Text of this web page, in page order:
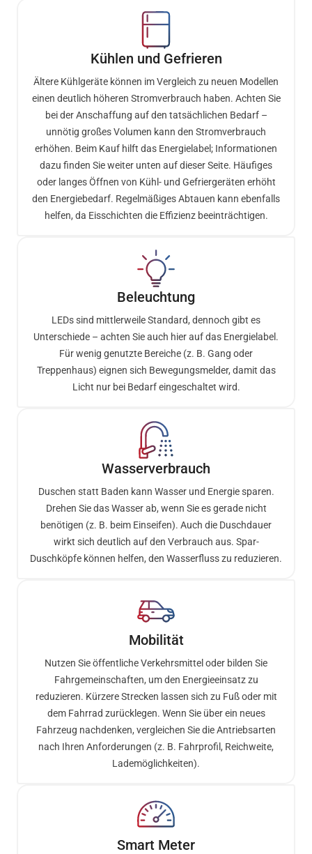
Kühlen und Gefrieren
Ältere Kühlgeräte können im Vergleich zu neuen Modellen
einen deutlich höheren Stromverbrauch haben. Achten Sie
bei der Anschaffung auf den tatsächlichen Bedarf –
unnötig großes Volumen kann den Stromverbrauch
erhöhen. Beim Kauf hilft das Energielabel; Informationen
dazu finden Sie weiter unten auf dieser Seite. Häufiges
oder langes Öffnen von Kühl- und Gefriergeräten erhöht
den Energiebedarf. Regelmäßiges Abtauen kann ebenfalls
helfen, da Eisschichten die Effizienz beeinträchtigen.
Beleuchtung
LEDs sind mittlerweile Standard, dennoch gibt es
Unterschiede – achten Sie auch hier auf das Energielabel.
Für wenig genutzte Bereiche (z. B. Gang oder
Treppenhaus) eignen sich Bewegungsmelder, damit das
Licht nur bei Bedarf eingeschaltet wird.
Wasserverbrauch
Duschen statt Baden kann Wasser und Energie sparen.
Drehen Sie das Wasser ab, wenn Sie es gerade nicht
benötigen (z. B. beim Einseifen). Auch die Duschdauer
wirkt sich deutlich auf den Verbrauch aus. Spar-
Duschköpfe können helfen, den Wasserfluss zu reduzieren.
Mobilität
Nutzen Sie öffentliche Verkehrsmittel oder bilden Sie
Fahrgemeinschaften, um den Energieeinsatz zu
reduzieren. Kürzere Strecken lassen sich zu Fuß oder mit
dem Fahrrad zurücklegen. Wenn Sie über ein neues
Fahrzeug nachdenken, vergleichen Sie die Antriebsarten
nach Ihren Anforderungen (z. B. Fahrprofil, Reichweite,
Lademöglichkeiten).
Smart Meter